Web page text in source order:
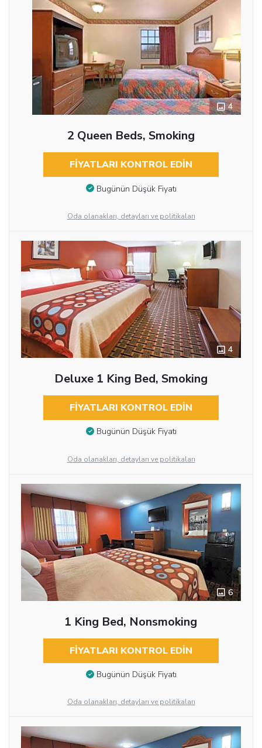
4
2 Queen Beds, Smoking
FIYATLARI KONTROL EDIN
Bugünün Düşük Fiyatı
Oda olanakları, detayları ve politikaları
4
Deluxe 1 King Bed, Smoking
FIYATLARI KONTROL EDIN
Bugünün Düşük Fiyatı
Oda olanakları, detayları ve politikaları
6
1 King Bed, Nonsmoking
FIYATLARI KONTROL EDIN
Bugünün Düşük Fiyatı
Oda olanakları, detayları ve politikaları